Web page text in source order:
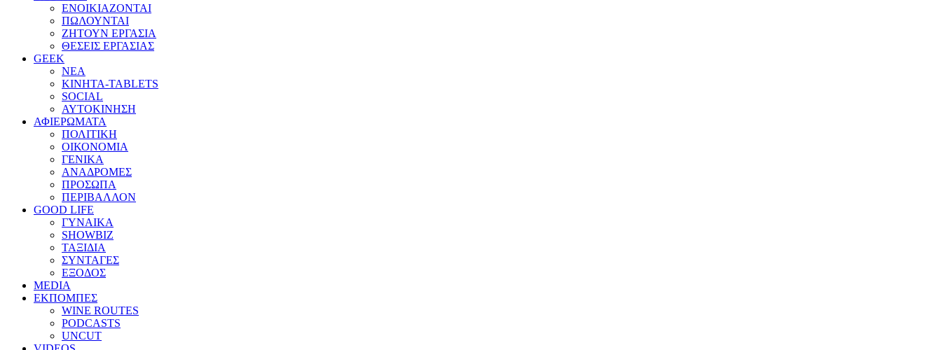
ΕΝΟΙΚΙΑΖΟΝΤΑΙ
ΠΩΛΟΥΝΤΑΙ
ΖΗΤΟΥΝ ΕΡΓΑΣΙΑ
ΘΕΣΕΙΣ ΕΡΓΑΣΙΑΣ
GEEK
ΝΕΑ
ΚΙΝΗΤΑ-TABLETS
SOCIAL
ΑΥΤΟΚΙΝΗΣΗ
ΑΦΙΕΡΩΜΑΤΑ
ΠΟΛΙΤΙΚΗ
ΟΙΚΟΝΟΜΙΑ
ΓΕΝΙΚΑ
ΑΝΑΔΡΟΜΕΣ
ΠΡΟΣΩΠΑ
ΠΕΡΙΒΑΛΛΟΝ
GOOD LIFE
ΓΥΝΑΙΚΑ
SHOWBIZ
ΤΑΞΙΔΙΑ
ΣΥΝΤΑΓΕΣ
ΕΞΟΔΟΣ
MEDIA
ΕΚΠΟΜΠΕΣ
WINE ROUTES
PODCASTS
UNCUT